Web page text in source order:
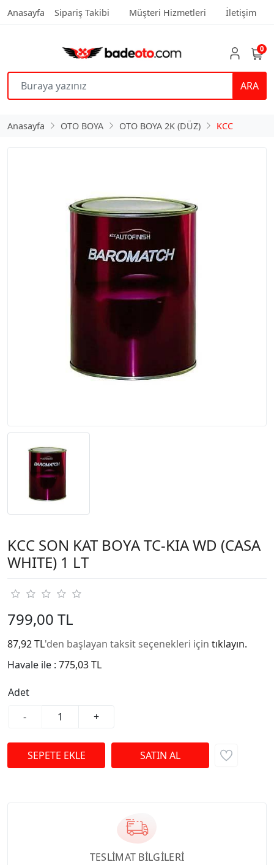
Anasayfa Sipariş Takibi Müşteri Hizmetleri İletişim
ARA
0
Anasayfa OTO BOYA OTO BOYA 2K (DÜZ) KCC
KCC SON KAT BOYA TC-KIA WD (CASA
WHITE) 1 LT
799,00 TL
87,92 TL'den başlayan taksit seçenekleri için tıklayın.
Havale ile : 775,03 TL
Adet
-
+
TESLİMAT BİLGİLERİ